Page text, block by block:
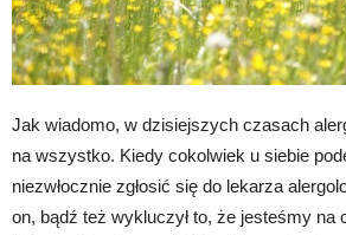
Jak wiadomo, w dzisiejszych czasach
na wszystko. Kiedy cokolwiek u siebie
niezwłocznie zgłosić się do lekarza
on, bądź też wykluczył to, że jesteśmy na